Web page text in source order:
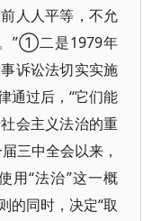
人人平等，不允
”①二是1979年
诉讼法切实实施
通过后，“它们能
会主义法治的重
三中全会以来，
用“法治”这一概
的同时，决定“取